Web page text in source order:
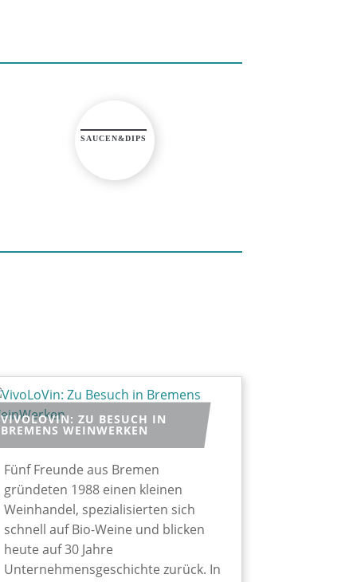
VIVOLOVIN: ZU BESUCH IN
BREMENS WEINWERKEN
Fünf Freunde aus Bremen
gründeten 1988 einen kleinen
Weinhandel, spezialisierten sich
schnell auf Bio-Weine und blicken
heute auf 30 Jahre
Unternehmensgeschichte zurück. In